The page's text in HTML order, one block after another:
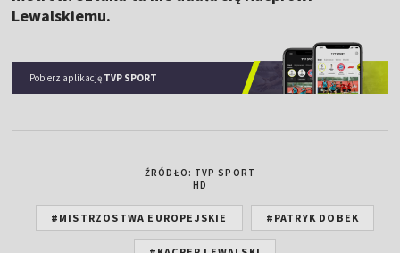
Lewalskiemu.
Pobierz aplikację TVP SPORT
ŹRÓDŁO: TVP SPORT
HD
#MISTRZOSTWA EUROPEJSKIE #PATRYK DOBEK